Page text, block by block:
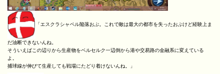
「エスクラシャペル陥落おぶ。これで敵は最大の都市を失ったおぶけど経験上ま
だ油断できないんね。
そういえばこの辺りから生産物をベルセルク一辺倒から港や交易路の金融系に変えている
よ。
捕球線が伸びて生産しても戦場にたどり着けないんね。」